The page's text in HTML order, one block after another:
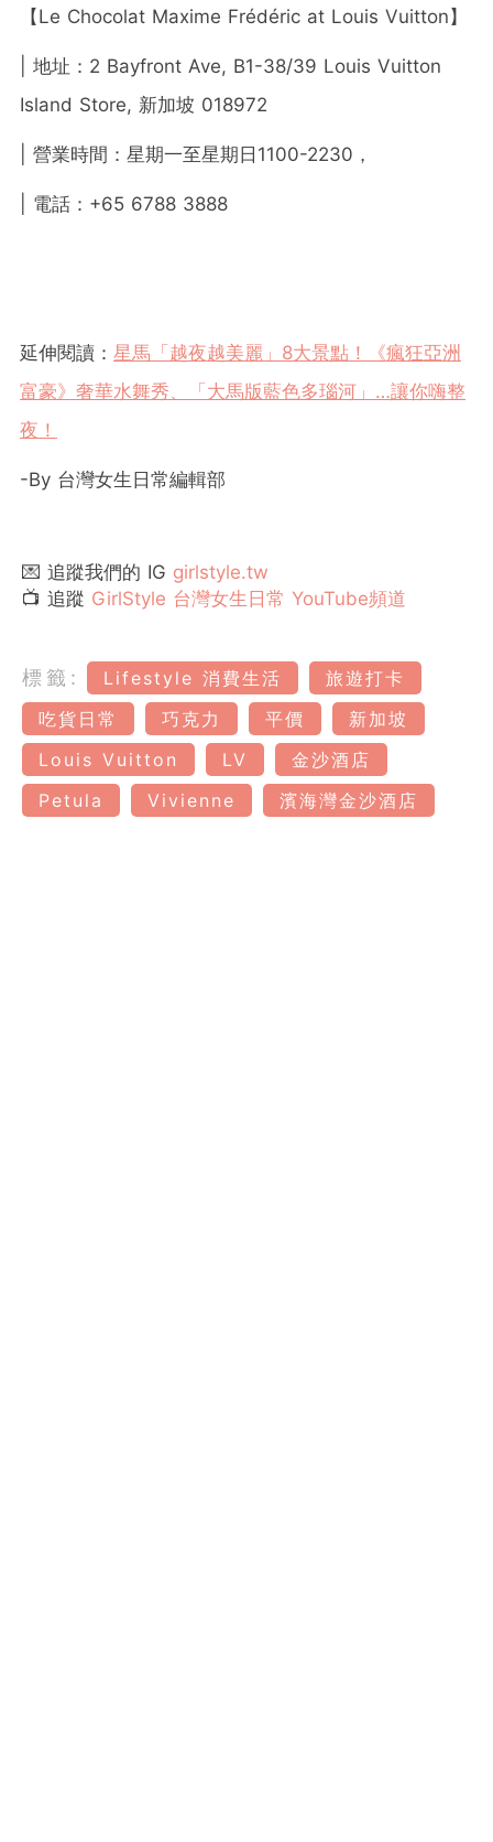
【Le Chocolat Maxime Frédéric at Louis Vuitton】
| 地址：2 Bayfront Ave, B1-38/39 Louis Vuitton
Island Store, 新加坡 018972
| 營業時間：星期一至星期日1100-2230，
| 電話：+65 6788 3888
延伸閱讀： 星馬「越夜越美麗」8大景點！《瘋狂亞洲
富豪》奢華水舞秀、「大馬版藍色多瑙河」…讓你嗨整
夜！
-By 台灣女生日常編輯部
💌 追蹤我們的 IG girlstyle.tw
📺 追蹤 GirlStyle 台灣女生日常 YouTube頻道
標籤: Lifestyle 消費生活
旅遊打卡
吃貨日常
巧克力 平價
新加坡
Louis Vuitton
LV
金沙酒店
Petula
Vivienne 濱海灣金沙酒店